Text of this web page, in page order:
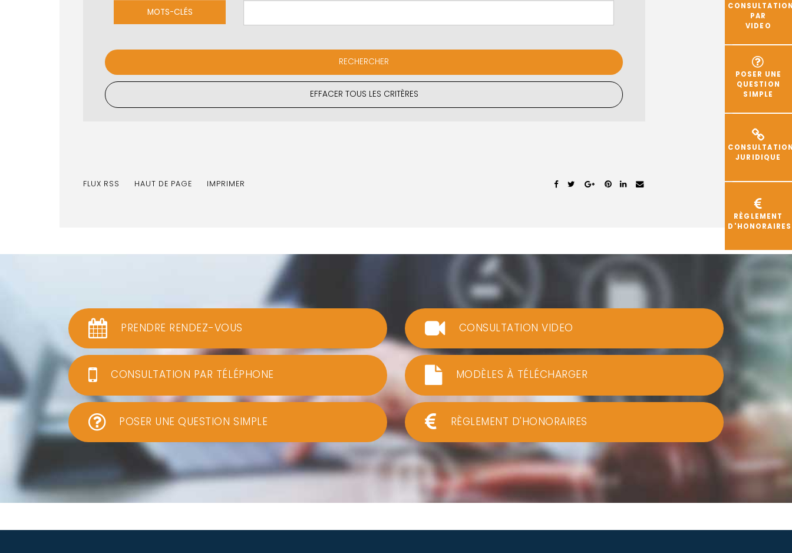
PAR
VIDEO
POSER UNE
QUESTION
SIMPLE
JURIDIQUE
RÈGLEMENT
D'HONORAIRES
MOTS-CLÉS
EFFACER TOUS LES CRITÈRES
FLUX RSS HAUT DE PAGE IMPRIMER
PRENDRE RENDEZ-VOUS
CONSULTATION PAR TÉLÉPHONE
POSER UNE QUESTION SIMPLE
CONSULTATION VIDEO
MODÈLES À TÉLÉCHARGER
RÈGLEMENT D'HONORAIRES